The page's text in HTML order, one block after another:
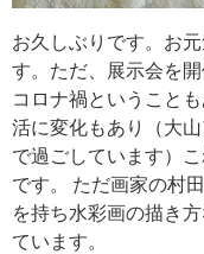
お久しぶりです。お
す。ただ、展示会を
コロナ禍ということ
活に変化もあり（大
で過ごしています）
です。 ただ画家の村
を持ち水彩画の描き
ています。